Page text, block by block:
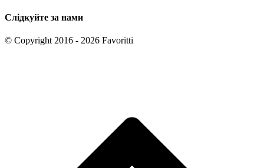
Слідкуйте за нами
© Copyright 2016 - 2026 Favoritti